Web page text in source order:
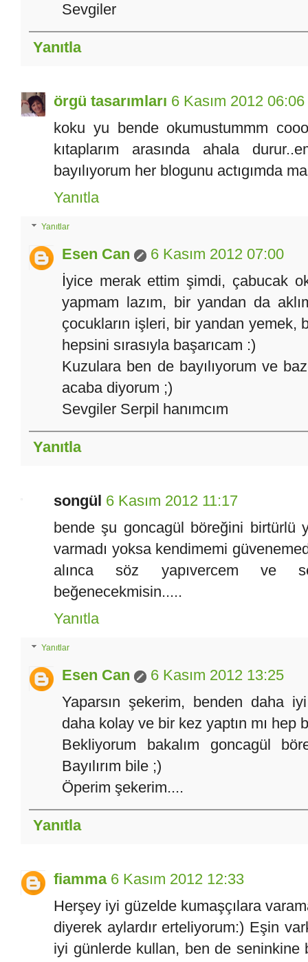
Sevgiler
Yanıtla
örgü tasarımları 6 Kasım 2012 06:06
koku yu bende okumustummm
kıtaplarım arasında ahala
bayılıyorum her blogunu actıgımda
Yanıtla
Yanıtlar
Esen Can
6 Kasım 2012 07:00
İyice merak ettim şimdi, çabucak
yapmam lazım, bir yandan da
çocukların işleri, bir yandan
hepsini sırasıyla başarıcam :)
Kuzulara ben de bayılıyorum ve
acaba diyorum ;)
Sevgiler Serpil hanımcım
Yanıtla
songül 6 Kasım 2012 11:17
bende şu goncagül böreğini birtürlü
varmadı yoksa kendimemi
alınca söz yapıvercem ve
beğenecekmisin.....
Yanıtla
Yanıtlar
Esen Can
6 Kasım 2012 13:25
Yaparsın şekerim, benden daha
daha kolay ve bir kez yaptın mı hep
Bekliyorum bakalım goncagül
Bayılırım bile ;)
Öperim şekerim....
Yanıtla
fiamma 6 Kasım 2012 12:33
Herşey iyi güzelde kumaşçılara
diyerek aylardır erteliyorum:) Eşin
iyi günlerde kullan, ben de seninkine